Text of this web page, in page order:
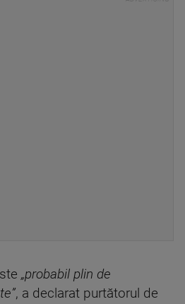
„probabil plin de
, a declarat purtătorul de